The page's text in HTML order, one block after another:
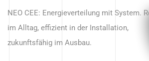
beginnt
NEO CEE: Energieverteilung mit System.
im Alltag, effizient in der Installation,
zukunftsfähig im Ausbau.
Anwendungen – robust, IP-geschützt und
zukunftsfähig.